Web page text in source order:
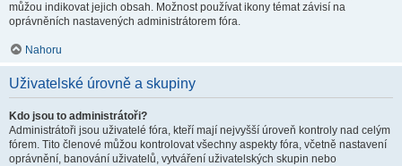
můžou indikovat jejich obsah. Možnost používat ikony témat závisí na
oprávněních nastavených administrátorem fóra.
Nahoru
Uživatelské úrovně a skupiny
Kdo jsou to administrátoři?
Administrátoři jsou uživatelé fóra, kteří mají nejvyšší úroveň kontroly nad celým
fórem. Tito členové můžou kontrolovat všechny aspekty fóra, včetně nastavení
oprávnění, banování uživatelů, vytváření uživatelských skupin nebo